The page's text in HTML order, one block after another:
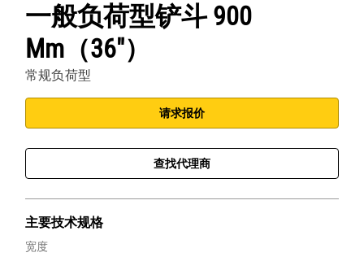
一般负荷型铲斗 900
Mm（36"）
常规负荷型
请求报价
查找代理商
主要技术规格
宽度